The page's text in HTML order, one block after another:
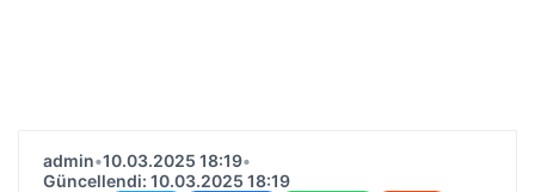
admin•10.03.2025 18:19•
Güncellendi: 10.03.2025 18:19